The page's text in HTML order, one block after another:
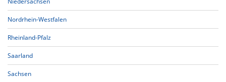
Nordrhein-Westfalen
Rheinland-Pfalz
Saarland
Sachsen